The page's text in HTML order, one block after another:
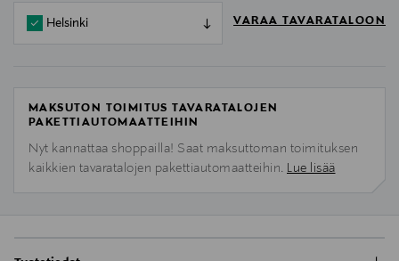
Helsinki VARAA TAVARATALOON
MAKSUTON TOIMITUS TAVARATALOJEN
PAKETTIAUTOMAATTEIHIN
Nyt kannattaa shoppailla! Saat maksuttoman toimituksen
kaikkien tavaratalojen pakettiautomaatteihin. Lue lisää